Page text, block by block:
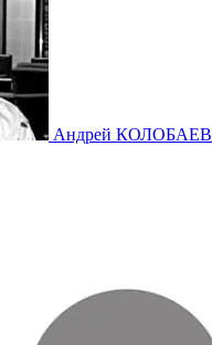
Андрей КОЛОБАЕВ